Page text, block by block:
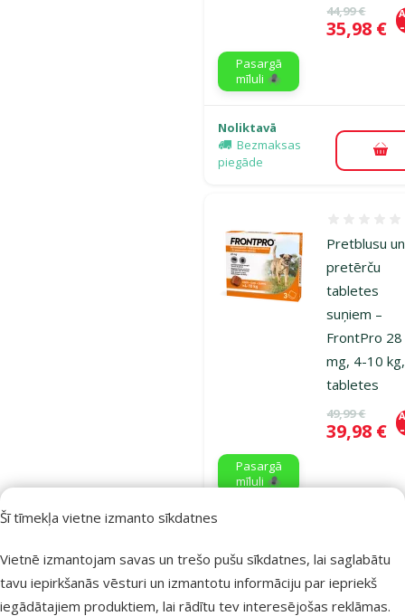
Šī tīmekļa vietne izmanto sīkdatnes
Vietnē izmantojam savas un trešo pušu sīkdatnes, lai saglabātu
tavu iepirkšanās vēsturi un izmantotu informāciju par iepriekš
iegādātajiem produktiem, lai rādītu tev interesējošas reklāmas.
Oriģinālā
44,99 €
Cena
35,98 €
Pasargā
mīluli 🕷️
Noliktavā
Bezmaksas
piegāde
Pretblusu un
pretērču
tabletes
suņiem –
FrontPro 28
mg, 4-10
tabletes
Oriģinālā
49,99 €
Cena
39,98 €
Pasargā
mīluli 🕷️
piegāde